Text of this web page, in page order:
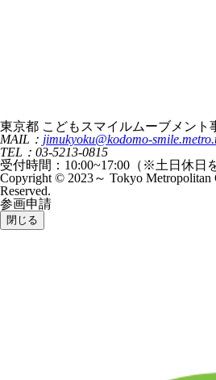
東京都 こどもスマイルムーブメント
MAIL： jimukyoku@kodomo-
TEL：03-5213-0815
受付時間：10:00~17:00（※土日休日
Copyright © 2023～ Tokyo Metropolitan
Reserved.
参画申請
閉じる